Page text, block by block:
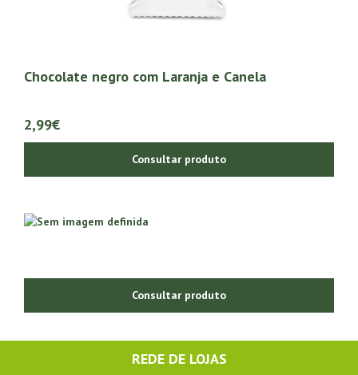
Chocolate negro com Laranja e Canela
2,99€
Consultar produto
Consultar produto
REDE DE LOJAS